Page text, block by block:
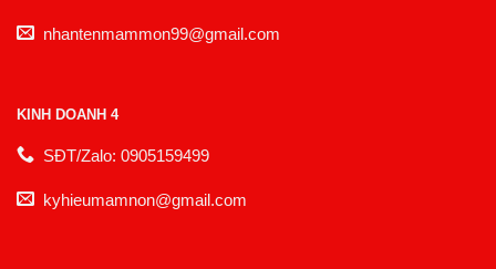
nhantenmammon99@gmail.com
KINH DOANH 4
SĐT/Zalo: 0905159499
kyhieumamnon@gmail.com